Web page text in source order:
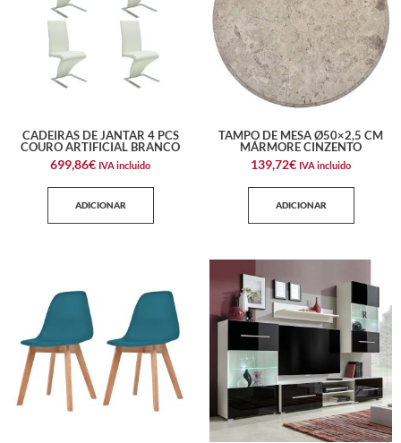
CADEIRAS DE JANTAR 4 PCS
COURO ARTIFICIAL BRANCO
699,86€ IVA incluido
ADICIONAR
TAMPO DE MESA Ø50×2,5 CM
MÁRMORE CINZENTO
139,72€ IVA incluido
ADICIONAR